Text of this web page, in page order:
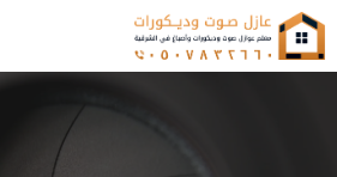
انتقل
إلى
المحتوى